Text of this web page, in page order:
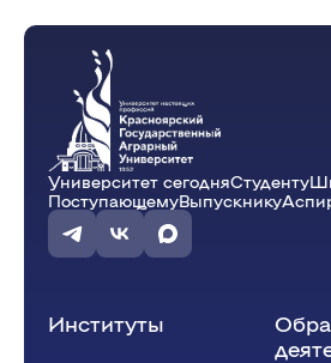
Университет сегодняСтуденту
ПоступающемуВыпускнику
Институты